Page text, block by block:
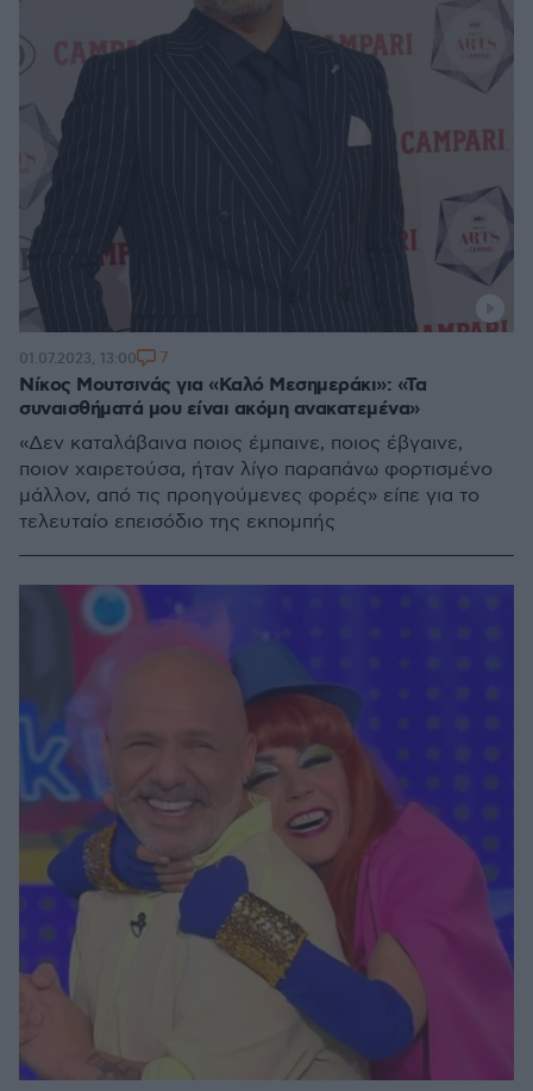
Νίκος Μουτσινάς για «Καλό Μεσημεράκι»: «Τα
συναισθήματά μου είναι ακόμη ανακατεμένα»
«Δεν καταλάβαινα ποιος έμπαινε, ποιος έβγαινε,
ποιον χαιρετούσα, ήταν λίγο παραπάνω φορτισμένο
μάλλον, από τις προηγούμενες φορές» είπε για το
τελευταίο επεισόδιο της εκπομπής
01.07.2023, 13:00 7